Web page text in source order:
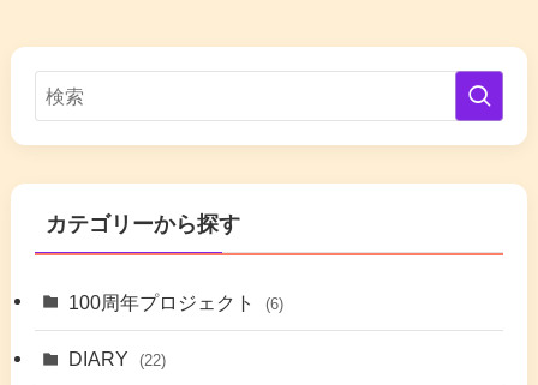
カテゴリーから探す
100周年プロジェクト (6)
DIARY (22)